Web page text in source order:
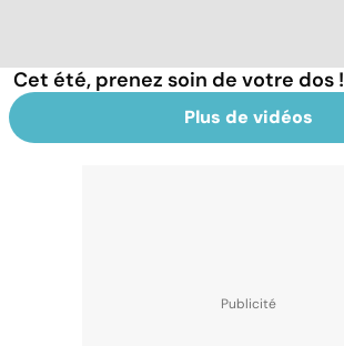
Cet été, prenez soin de votre dos !
Plus de vidéos